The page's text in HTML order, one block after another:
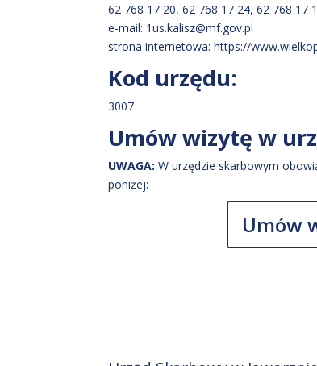
62 768 17 20, 62 768 17 24, 62 768 17
e-mail: 1us.kalisz@mf.gov.pl
strona internetowa: https://
Kod urzędu:
3007
Umów wizytę w
UWAGA:W urzędzie skarbowym
poniżej:
Umów